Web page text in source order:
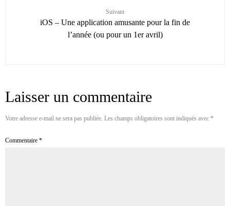
Suivant
iOS – Une application amusante pour la fin de
l’année (ou pour un 1er avril)
Laisser un commentaire
Votre adresse e-mail ne sera pas publiée. Les champs obligatoires sont indiqués avec *
Commentaire *